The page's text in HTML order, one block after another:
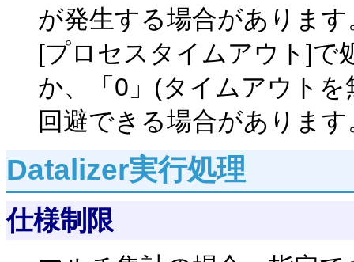
が発生する場合がありま
[プロセスタイムアウト]で
か、「0」(タイムアウト
回避できる場合があります
Datalizer実行処理
仕様制限